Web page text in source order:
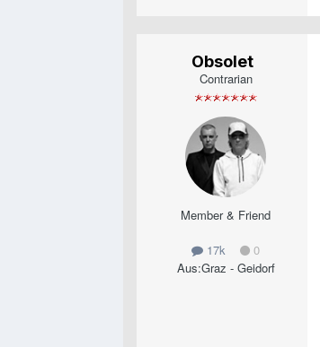
Obsolet
Contrarian
Member & Friend
17k
0
Aus:Graz - Geidorf